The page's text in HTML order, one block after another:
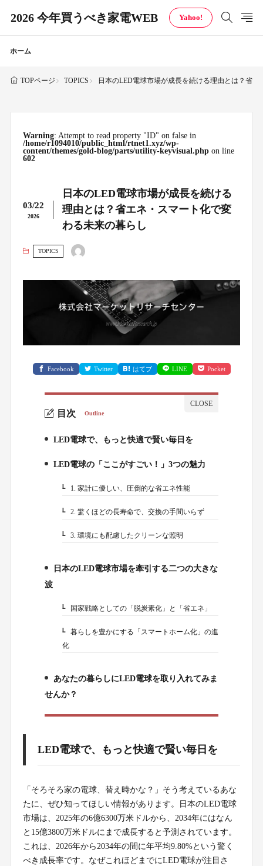
2026 今年買うべき家電WEB Yahoo!
ホーム
TOPページ TOPICS 日本のLED電球市場が成長を続ける理由とは？省
Warning: Attempt to read property "ID" on false in
/home/r1094010/public_html/rtnet1.xyz/wp-
content/themes/gold-blog/parts/utility-keyvisual.phpon line
602
03/22
2026
日本のLED電球市場が成長を続ける
理由とは？省エネ・スマート化で変
わる未来の暮らし
TOPICS
Facebook Twitter はてブ LINE Pocket
目次 Outline
1.
LED電球で、もっと快適で賢い毎日を
2.
LED電球の「ここがすごい！」3つの魅力
2-1.1. 家計に優しい、圧倒的な省エネ性能
2-2.2. 驚くほどの長寿命で、交換の手間いらず
2-3.3. 環境にも配慮したクリーンな照明
日本のLED電球市場を牽引する二つの大きな
波
3-1.国家戦略としての「脱炭素化」と「省エネ」
3-2.暮らしを豊かにする「スマートホーム化」の進
化
4.
あなたの暮らしにLED電球を取り入れてみま
せんか？
LED電球で、もっと快適で賢い毎日を
「そろそろ家の電球、替え時かな？」そう考えているあな
たに、ぜひ知ってほしい情報があります。日本のLED電球
市場は、2025年の6億6300万米ドルから、2034年にはなん
と15億3800万米ドルにまで成長すると予測されています。
これは、2026年から2034年の間に年平均9.80%という驚く
べき成長率です。なぜこれほどまでにLED電球が注目さ